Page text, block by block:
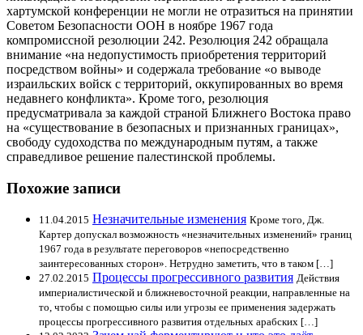
хартумской конференции не могли не отразиться на принятии
Советом Безопасности ООН в ноябре 1967 года
компромиссной резолюции 242. Резолюция 242 обращала
внимание «на недопустимость приобретения территорий
посредством войны» и содержала требование «о выводе
израильских войск с территорий, оккупированных во время
недавнего конфликта». Кроме того, резолюция
предусматривала за каждой страной Ближнего Востока право
на «существование в безопасных и признанных границах»,
свободу судоходства по международным путям, а также
справедливое решение палестинской проблемы.
Похожие записи
11.04.2015 Незначительные изменения Кроме того, Дж.
Картер допускал возможность «незначительных изменений» границ
1967 года в результате переговоров «непосредственно
заинтересованных сторон». Нетрудно заметить, что в таком […]
27.02.2015 Процессы прогрессивного развития Действия
империалистической и ближневосточной реакции, направленные на
то, чтобы с помощью силы или угрозы ее применения задержать
процессы прогрессивного развития отдельных арабских […]